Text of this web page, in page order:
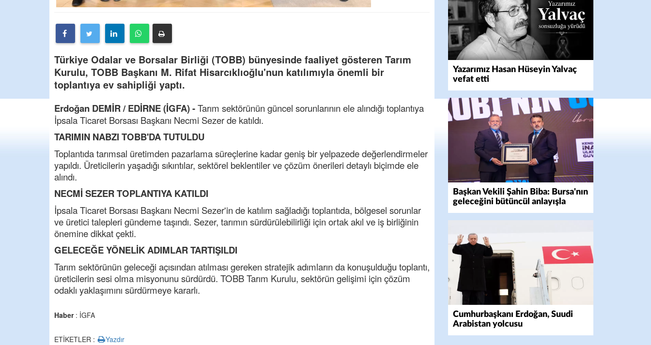
Türkiye Odalar ve Borsalar Birliği (TOBB) bünyesinde faaliyet gösteren Tarım
Kurulu, TOBB Başkanı M. Rifat Hisarcıklıoğlu'nun katılımıyla önemli bir
toplantıya ev sahipliği yaptı.
Erdoğan DEMİR / EDİRNE (İGFA) -Tarım sektörünün güncel sorunlarının ele alındığı toplantıya
İpsala Ticaret Borsası Başkanı Necmi Sezer de katıldı.
TARIMIN NABZI TOBB'DA TUTULDU
Toplantıda tarımsal üretimden pazarlama süreçlerine kadar geniş bir yelpazede değerlendirmeler
yapıldı. Üreticilerin yaşadığı sıkıntılar, sektörel beklentiler ve çözüm önerileri detaylı biçimde ele
alındı.
NECMİ SEZER TOPLANTIYA KATILDI
İpsala Ticaret Borsası Başkanı Necmi Sezer'in de katılım sağladığı toplantıda, bölgesel sorunlar
ve üretici talepleri gündeme taşındı. Sezer, tarımın sürdürülebilirliği için ortak akıl ve iş birliğinin
önemine dikkat çekti.
GELECEĞE YÖNELİK ADIMLAR TARTIŞILDI
Tarım sektörünün geleceği açısından atılması gereken stratejik adımların da konuşulduğu toplantı,
üreticilerin sesi olma misyonunu sürdürdü. TOBB Tarım Kurulu, sektörün gelişimi için çözüm
odaklı yaklaşımını sürdürmeye kararlı.
Haber: İGFA
ETİKETLER : Yazdır
Yazarımız Hasan Hüseyin Yalvaç
vefat etti
Başkan Vekili Şahin Biba: Bursa'nın
geleceğini bütüncül anlayışla
planlıyoruz
Cumhurbaşkanı Erdoğan, Suudi
Arabistan yolcusu